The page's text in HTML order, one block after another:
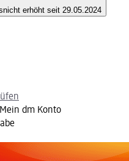
nicht erhöht seit 29.05.2024
dm Konto